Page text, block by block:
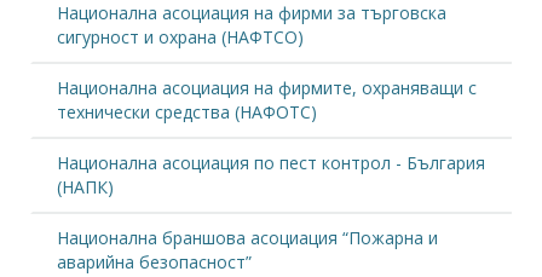
Национална асоциация на фирми за търговска
сигурност и охрана (НАФТСО)
Национална асоциация на фирмите, охраняващи с
технически средства (НАФОТС)
Национална асоциация по пест контрол - България
(НАПК)
Национална браншова асоциация “Пожарна и
аварийна безопасност”